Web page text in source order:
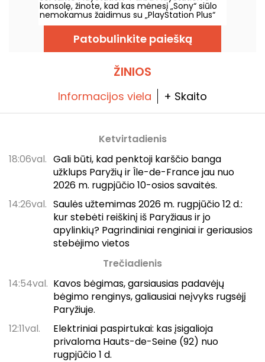
konsolę, žinote, kad kas mėnesį „Sony“ siūlo
nemokamus žaidimus su „PlayStation Plus“
prenumerata. Taigi, kokie žaidimai bus
dovanojami rugpjūčio 2026 metų mėnesiui?
Susipažinkite su šio mėnesio atranka.
Patobulinkite paiešką
ŽINIOS
Informacijos viela + Skaito
Ketvirtadienis
18:06val. Gali būti, kad penktoji karščio banga
užklups Paryžių ir Île-de-France jau nuo
2026 m. rugpjūčio 10-osios savaitės.
14:26val. Saulės užtemimas 2026 m. rugpjūčio 12 d.:
kur stebėti reiškinį iš Paryžiaus ir jo
apylinkių? Pagrindiniai renginiai ir geriausios
stebėjimo vietos
Trečiadienis
14:54val. Kavos bėgimas, garsiausias padavėjų
bėgimo renginys, galiausiai neįvyks rugsėjį
Paryžiuje.
12:11val.
Elektriniai paspirtukai: kas įsigalioja
privaloma Hauts-de-Seine (92) nuo
rugpjūčio 1 d.